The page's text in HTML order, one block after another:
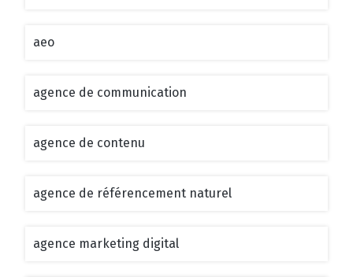
aeo
agence de communication
agence de contenu
agence de référencement naturel
agence marketing digital